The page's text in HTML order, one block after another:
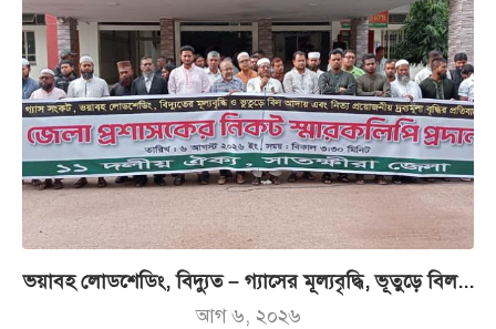
ভয়াবহ লোডশেডিং, বিদ্যুত – গ্যাসের মূল্যবৃদ্ধি, ভূতুড়ে বিল...
আগ ৬, ২০২৬